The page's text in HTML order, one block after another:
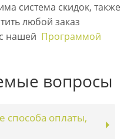
система скидок, также
любой заказ
нашей Программой
вопросы
способа оплаты,